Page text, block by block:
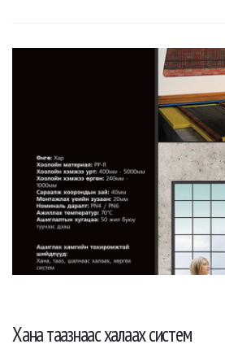
Хана таазнаас халаах систем